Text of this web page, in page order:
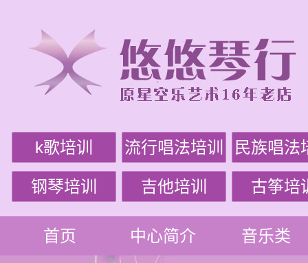
k歌培训 流行唱法培训 民族唱法
钢琴培训 吉他培训 古筝培
首页 中心简介 音乐类